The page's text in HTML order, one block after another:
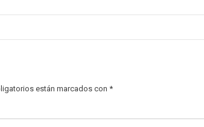
están marcados con *